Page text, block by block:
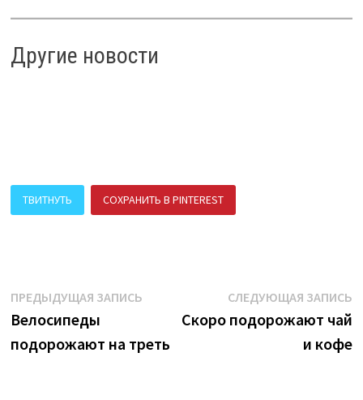
Другие новости
ТВИТНУТЬ СОХРАНИТЬ В PINTEREST
Навигация
по
записям
ПРЕДЫДУЩАЯ ЗАПИСЬПредыдущая
запись:
Велосипеды
подорожают на треть
СЛЕДУЮЩАЯ ЗАПИСЬ
Скоро подорожают чай
и кофе